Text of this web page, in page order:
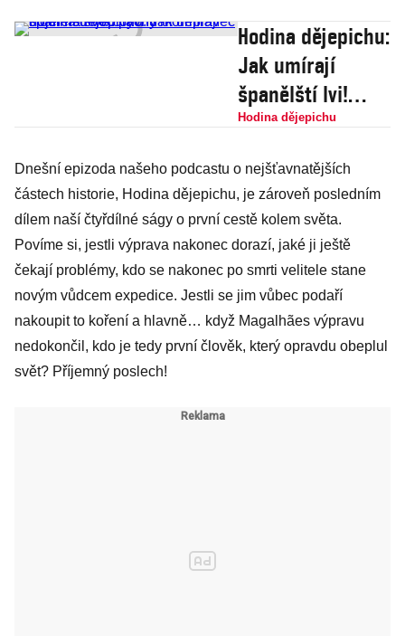
Hodina dějepichu:
Jak umírají
španělští lvi!
Slavný
na svou pýchu
Hodina dějepichu
Dnešní epizoda našeho podcastu o nejšťavnatějších
částech historie, Hodina dějepichu, je zároveň posledním
dílem naší čtyřdílné ságy o první cestě kolem světa.
Povíme si, jestli výprava nakonec dorazí, jaké ji ještě
čekají problémy, kdo se nakonec po smrti velitele stane
novým vůdcem expedice. Jestli se jim vůbec podaří
nakoupit to koření a hlavně… když Magalhães výpravu
nedokončil, kdo je tedy první člověk, který opravdu obeplul
svět? Příjemný poslech!